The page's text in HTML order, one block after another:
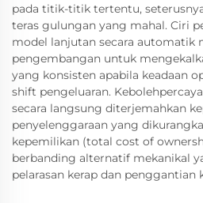
pada titik-titik tertentu,
teras gulungan yang mahal. Ciri
model lanjutan secara automatik
pengembangan untuk
yang konsisten apabila keadaan
shift pengeluaran.
secara langsung diterjemahkan
penyelenggaraan yang
kepemilikan (total cost of
berbanding alternatif mekanikal
pelarasan kerap dan penggantian